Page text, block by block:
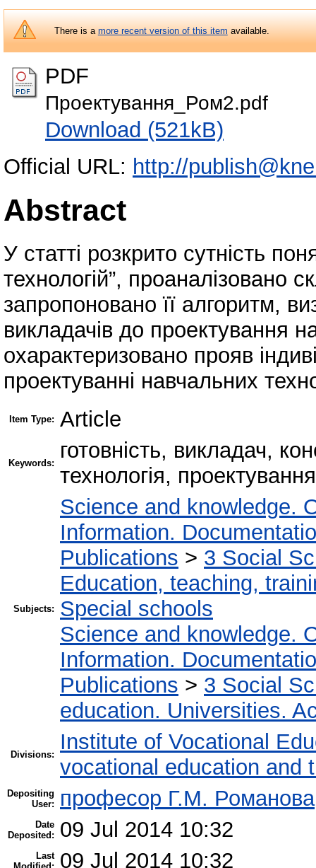
There is amore recent version of this itemavailable.
PDF
Проектування_Ром2.pdf
Download (521kB)
Official URL: http://
Abstract
У статті розкрито сутність
технологій”, проаналізовано
запропоновано її алгоритм,
викладачів до проектування
охарактеризовано прояв
проектуванні навчальних
Item Type: Article
Keywords:
готовність, викладач,
технологія,
Subjects:
Science and knowledge.
Information.
Publications > 3 Social
Education, teaching,
Special schools
Science and knowledge.
Information.
Publications > 3 Social
education. Universities.
Divisions:
Institute of Vocational
vocational education and
Depositing
User:
професор Г.М. Романова
Date
Deposited:
09 Jul 2014 10:32
Last 09 Jul 2014 10:32